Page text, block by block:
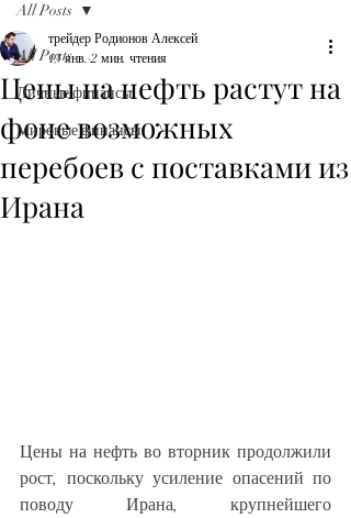
All Posts
Личные финансы
Мировые финансы
All Posts
Цены на нефть растут на
фоне возможных
перебоев с поставками из
Ирана
трейдер Родионов Алексей
13 янв. 2 мин. чтения
Цены на нефть во вторник продолжили
рост, поскольку усиление опасений по
поводу Ирана, крупнейшего